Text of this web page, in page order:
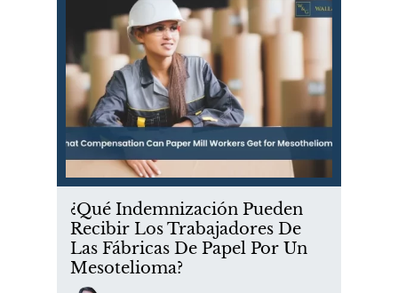
¿Qué Indemnización Pueden
Recibir Los Trabajadores De
Las Fábricas De Papel Por Un
Mesotelioma?